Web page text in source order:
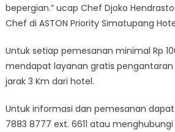
bepergian.” ucap Chef Djoko
Chef di ASTON Priority Simatupang
Untuk setiap pemesanan minimal Rp
mendapat layanan gratis
jarak 3 Km dari hotel.
Untuk informasi dan pemesanan
7883 8777 ext. 6611 atau